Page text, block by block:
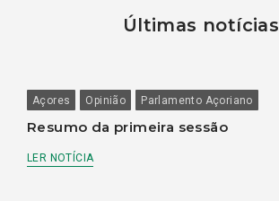
Últimas notícias
Açores Opinião Parlamento Açoriano
Resumo da primeira sessão
LER NOTÍCIA